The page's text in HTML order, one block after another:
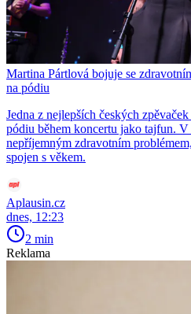
Martina Pártlová bojuje se
na pódiu
Jedna z nejlepších českých
pódiu během koncertu jako tajfun. V
nepříjemným zdravotním
spojen s věkem.
Aplausin.cz
dnes, 12:23
2 min
Reklama